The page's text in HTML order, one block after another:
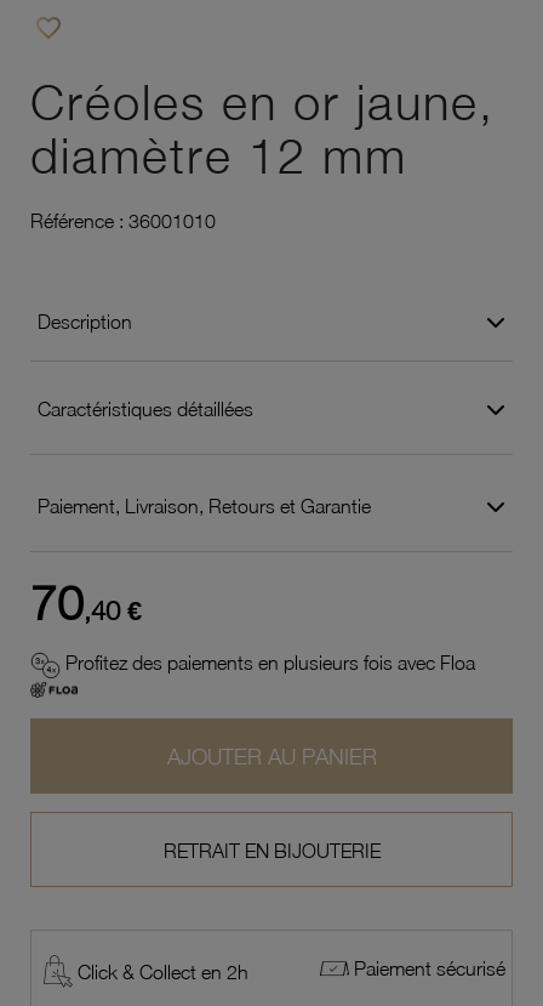
favorite_border
Créoles en or jaune,
diamètre 12 mm
Référence : 36001010
Description
Caractéristiques détaillées
Paiement, Livraison, Retours et Garantie
70,40 €
Profitez des paiements en plusieurs fois avec Floa
AJOUTER AU PANIER
RETRAIT EN BIJOUTERIE
Click & Collect en 2h Paiement sécurisé